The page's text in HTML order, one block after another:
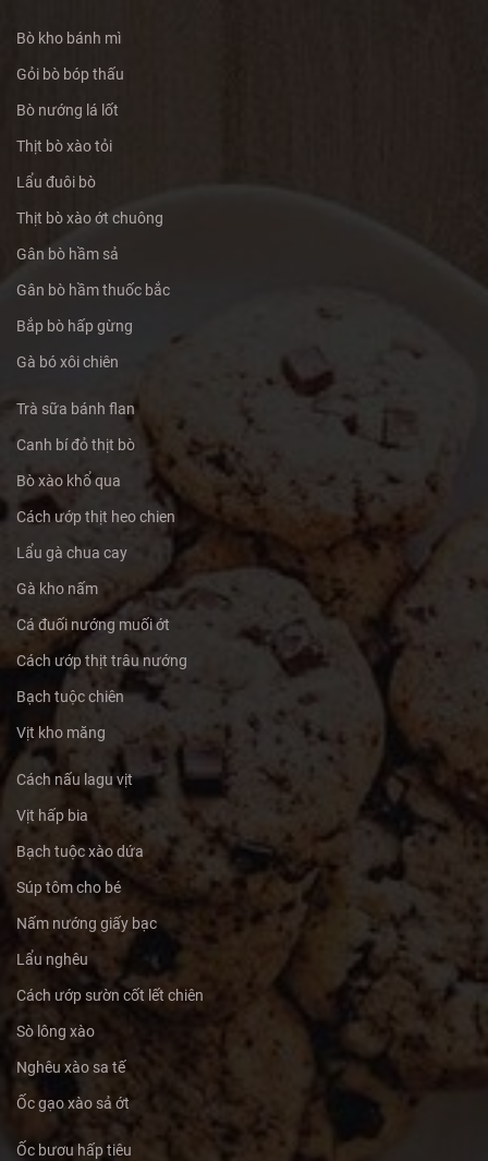
Bò kho bánh mì
Gỏi bò bóp thấu
Bò nướng lá lốt
Thịt bò xào tỏi
Lẩu đuôi bò
Thịt bò xào ớt chuông
Gân bò hầm sả
Gân bò hầm thuốc bắc
Bắp bò hấp gừng
Gà bó xôi chiên
Trà sữa bánh flan
Canh bí đỏ thịt bò
Bò xào khổ qua
Cách ướp thịt heo chien
Lẩu gà chua cay
Gà kho nấm
Cá đuối nướng muối ớt
Cách ướp thịt trâu nướng
Bạch tuộc chiên
Vịt kho măng
Cách nấu lagu vịt
Vịt hấp bia
Bạch tuộc xào dứa
Súp tôm cho bé
Nấm nướng giấy bạc
Lẩu nghêu
Cách ướp sườn cốt lết chiên
Sò lông xào
Nghêu xào sa tế
Ốc gạo xào sả ớt
Ốc bươu hấp tiêu